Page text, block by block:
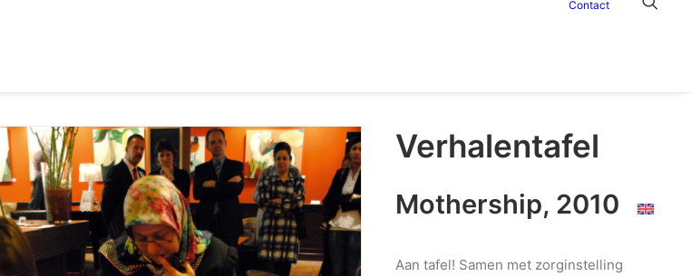
Contact
Verhalentafel
Mothership, 2010
Aan tafel! Samen met zorginstelling